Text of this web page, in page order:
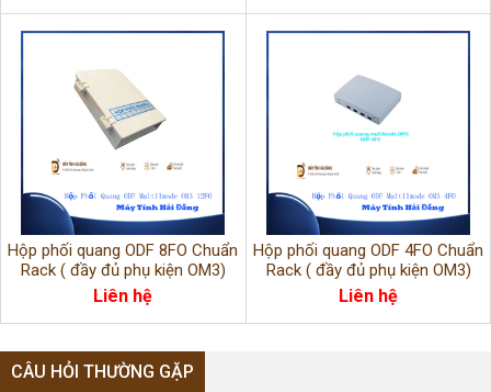
Hộp phối quang ODF 8FO Chuẩn
Rack ( đầy đủ phụ kiện OM3)
Liên hệ
Hộp phối quang ODF 4FO Chuẩn
Rack ( đầy đủ phụ kiện OM3)
Liên hệ
CÂU HỎI THƯỜNG GẶP